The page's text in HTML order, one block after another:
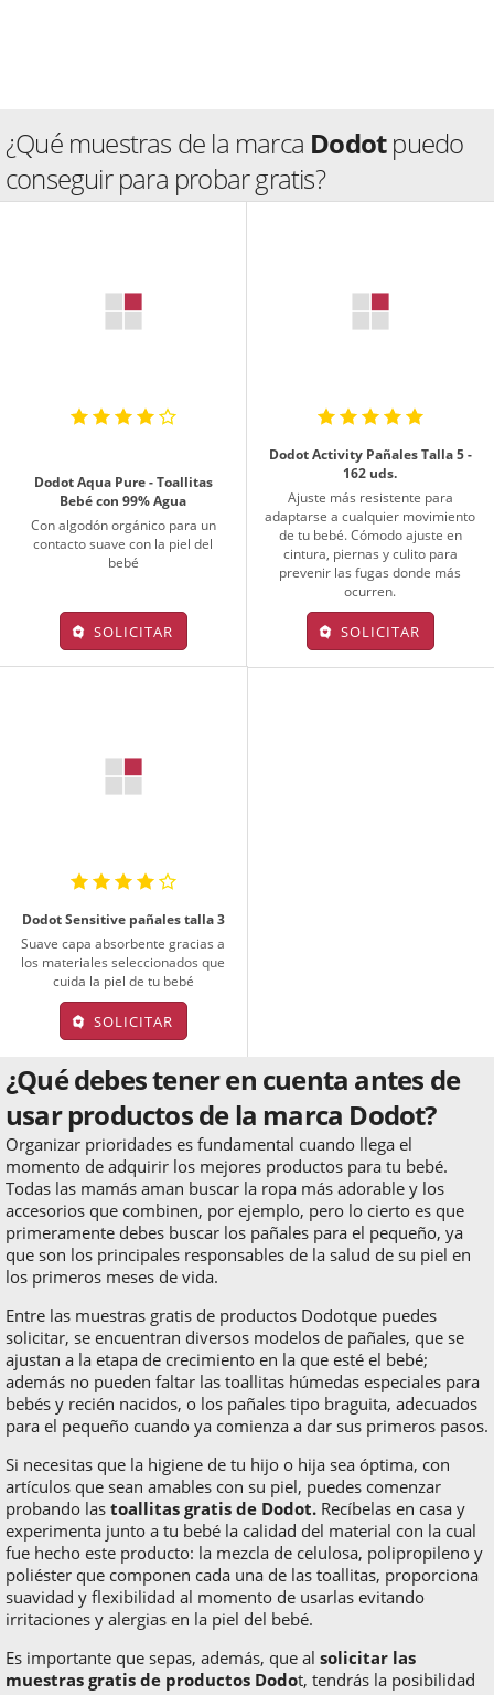
¿Qué muestras de la marca Dodotpuedo
conseguir para probar gratis?
Dodot Aqua Pure - Toallitas
Bebé con 99% Agua
Con algodón orgánico para un
contacto suave con la piel del
bebé
SOLICITAR
Dodot Activity Pañales Talla 5 -
162 uds.
Ajuste más resistente para
adaptarse a cualquier movimiento
de tu bebé. Cómodo ajuste en
cintura, piernas y culito para
prevenir las fugas donde más
ocurren.
SOLICITAR
Dodot Sensitive pañales talla 3
Suave capa absorbente gracias a
los materiales seleccionados que
cuida la piel de tu bebé
SOLICITAR
¿Qué debes tener en cuenta antes de
usar productos de la marca Dodot?
Organizar prioridades es fundamental cuando llega el
momento de adquirir los mejores productos para tu bebé.
Todas las mamás aman buscar la ropa más adorable y los
accesorios que combinen, por ejemplo, pero lo cierto es que
primeramente debes buscar los pañales para el pequeño, ya
que son los principales responsables de la salud de su piel en
los primeros meses de vida.
Entre las muestras gratis de productos Dodotque puedes
solicitar, se encuentran diversos modelos de pañales, que se
ajustan a la etapa de crecimiento en la que esté el bebé;
además no pueden faltar las toallitas húmedas especiales para
bebés y recién nacidos, o los pañales tipo braguita, adecuados
para el pequeño cuando ya comienza a dar sus primeros pasos.
Si necesitas que la higiene de tu hijo o hija sea óptima, con
artículos que sean amables con su piel, puedes comenzar
probando las toallitas gratis de Dodot. Recíbelas en casa y
experimenta junto a tu bebé la calidad del material con la cual
fue hecho este producto: la mezcla de celulosa, polipropileno y
poliéster que componen cada una de las toallitas, proporciona
suavidad y flexibilidad al momento de usarlas evitando
irritaciones y alergias en la piel del bebé.
Es importante que sepas, además, que al solicitar las
muestras gratis de productos Dodot, tendrás la posibilidad